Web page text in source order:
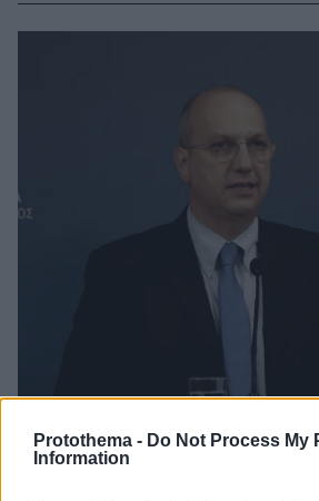
Protothema - Do Not Process My
Information